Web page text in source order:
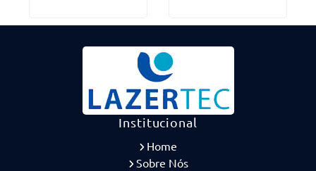
Institucional
Home
Sobre Nós